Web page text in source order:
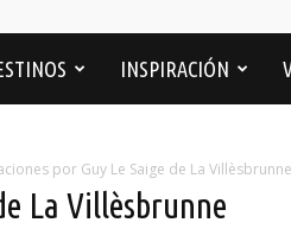
INSPIRACIÓN
por Guy Le Saige de La Villèsbrunne
La Villèsbrunne